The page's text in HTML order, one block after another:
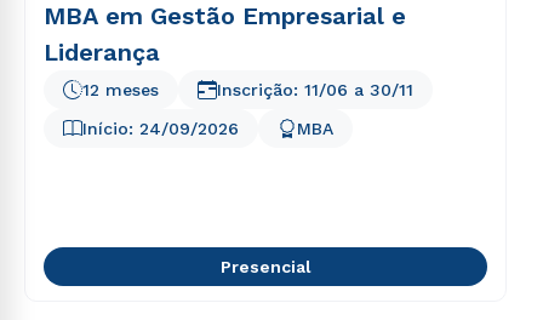
MBA em Gestão Empresarial e
Liderança
Início: 24/09/2026
12 meses
MBA
Inscrição: 11/06 a 30/11
Presencial